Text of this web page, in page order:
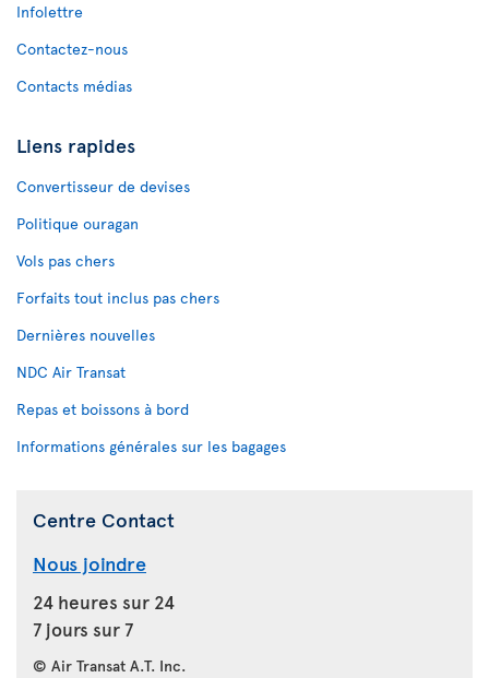
Infolettre
Contactez-nous
Contacts médias
Liens rapides
Convertisseur de devises
Politique ouragan
Vols pas chers
Forfaits tout inclus pas chers
Dernières nouvelles
NDC Air Transat
Repas et boissons à bord
Informations générales sur les bagages
Centre Contact
Nous joindre
24 heures sur 24
7 jours sur 7
© Air Transat A.T. Inc.